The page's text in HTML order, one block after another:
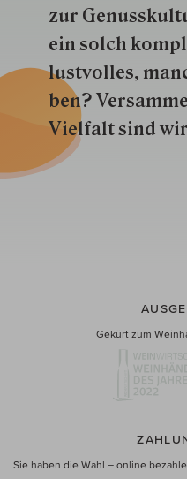
zur
ein solch
lustvolles,
ben?
Vielfalt sind
Gekürt zum
Sie haben die Wahl – online